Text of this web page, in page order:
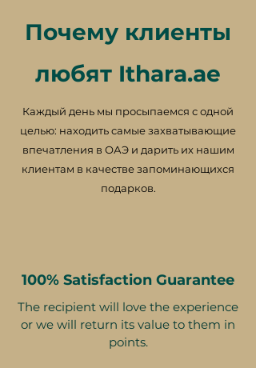
Почему клиенты
любят Ithara.ae
Каждый день мы просыпаемся с одной
целью: находить самые захватывающие
впечатления в ОАЭ и дарить их нашим
клиентам в качестве запоминающихся
подарков.
100% Satisfaction Guarantee
The recipient will love the experience
or we will return its value to them in
points.